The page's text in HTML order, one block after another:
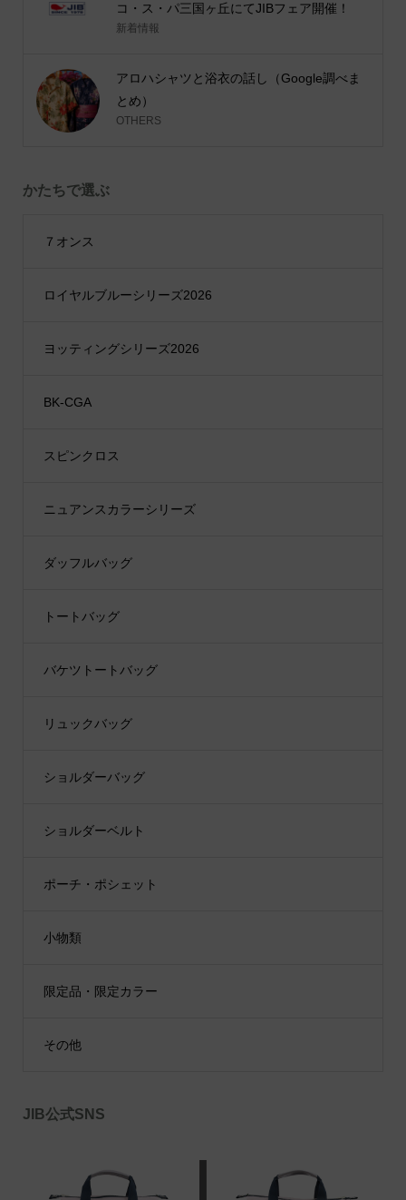
コ・ス・パ三国ヶ丘にてJIBフェア開催！
新着情報
アロハシャツと浴衣の話し（Google調べま
とめ）
OTHERS
かたちで選ぶ
７オンス
ロイヤルブルーシリーズ2026
ヨッティングシリーズ2026
BK-CGA
スピンクロス
ニュアンスカラーシリーズ
ダッフルバッグ
トートバッグ
バケツトートバッグ
リュックバッグ
ショルダーバッグ
ショルダーベルト
ポーチ・ポシェット
小物類
限定品・限定カラー
その他
JIB公式SNS